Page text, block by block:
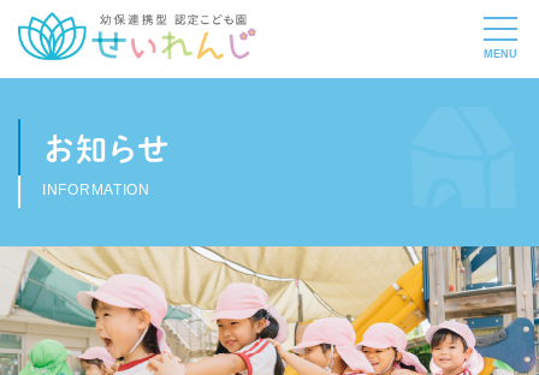
お知らせ
INFORMATION